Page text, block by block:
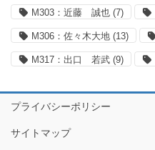
M303：近藤 誠也 (7)
M306：佐々木大地 (13)
M317：出口 若武 (9)
プライバシーポリシー
サイトマップ